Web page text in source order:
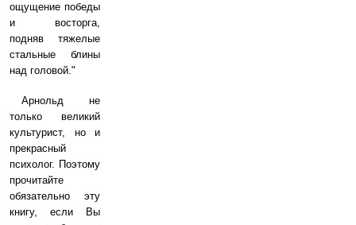
ощущение победы
и восторга,
подняв тяжелые
стальные блины
над головой."
Арнольд не
только великий
культурист, но и
прекрасный
психолог. Поэтому
прочитайте
обязательно эту
книгу, если Вы